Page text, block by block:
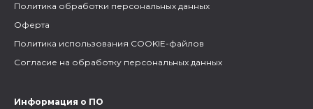
Политика обработки персональных данных
Оферта
Политика использования COOKIE-файлов
Согласие на обработку персональных данных
Информация о ПО